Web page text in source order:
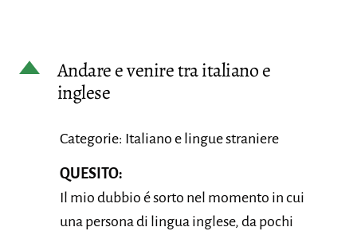
D
Andare e venire tra italiano e
inglese
Categorie: Italiano e lingue straniere
QUESITO:
Il mio dubbio é sorto nel momento in cui
una persona di lingua inglese, da pochi